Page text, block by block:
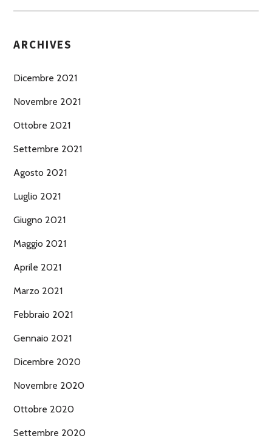
ARCHIVES
Dicembre 2021
Novembre 2021
Ottobre 2021
Settembre 2021
Agosto 2021
Luglio 2021
Giugno 2021
Maggio 2021
Aprile 2021
Marzo 2021
Febbraio 2021
Gennaio 2021
Dicembre 2020
Novembre 2020
Ottobre 2020
Settembre 2020